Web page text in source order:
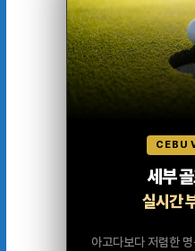
CEBU
세부
실시간
아고다보다 저렴한